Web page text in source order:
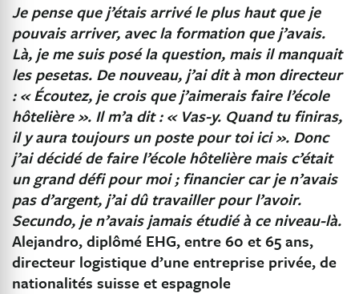
Je pense que j’étais arrivé le plus haut que je
pouvais arriver, avec la formation que j’avais.
Là, je me suis posé la question, mais il manquait
les pesetas. De nouveau, j’ai dit à mon directeur
: « Écoutez, je crois que j’aimerais faire l’école
hôtelière ». Il m’a dit : « Vas-y. Quand tu finiras,
il y aura toujours un poste pour toi ici ». Donc
j’ai décidé de faire l’école hôtelière mais c’était
un grand défi pour moi ; financier car je n’avais
pas d’argent, j’ai dû travailler pour l’avoir.
Secundo, je n’avais jamais étudié à ce niveau-là.
Alejandro, diplômé EHG, entre 60 et 65 ans,
directeur logistique d’une entreprise privée, de
nationalités suisse et espagnole